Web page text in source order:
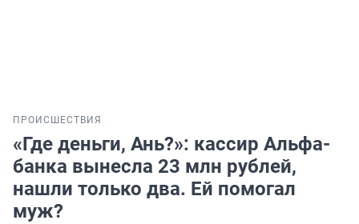
ПРОИСШЕСТВИЯ
«Где деньги, Ань?»: кассир Альфа-
банка вынесла 23 млн рублей,
нашли только два. Ей помогал
муж?